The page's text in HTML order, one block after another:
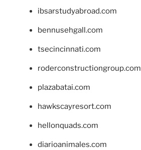
ibsarstudyabroad.com
bennusehgall.com
tsecincinnati.com
roderconstructiongroup.com
plazabatai.com
hawkscayresort.com
hellonquads.com
diarioanimales.com